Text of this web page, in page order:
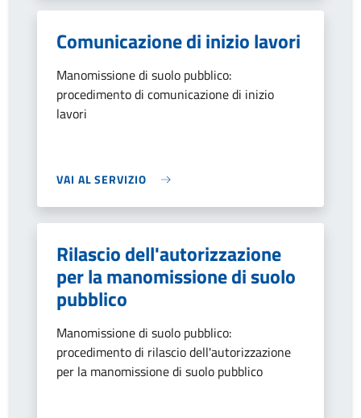
Comunicazione di inizio lavori
Manomissione di suolo pubblico:
procedimento di comunicazione di inizio
lavori
VAI AL SERVIZIO
Rilascio dell'autorizzazione
per la manomissione di suolo
pubblico
Manomissione di suolo pubblico:
procedimento di rilascio dell'autorizzazione
per la manomissione di suolo pubblico